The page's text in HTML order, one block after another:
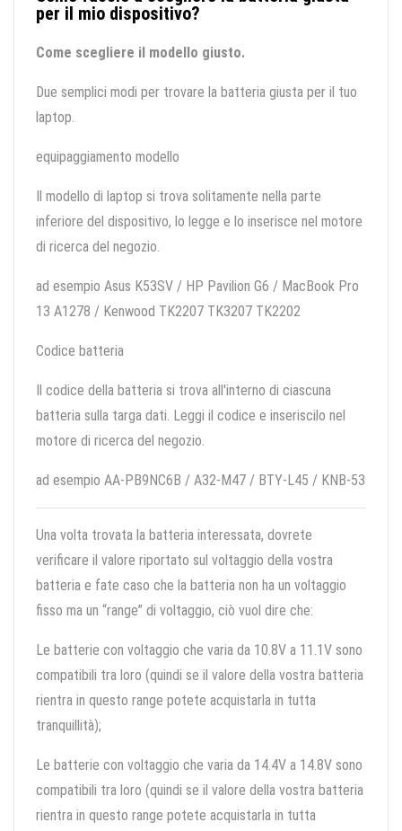
per il mio dispositivo?
Come scegliere il modello giusto.
Due semplici modi per trovare la batteria giusta per il tuo
laptop.
equipaggiamento modello
Il modello di laptop si trova solitamente nella parte
inferiore del dispositivo, lo legge e lo inserisce nel motore
di ricerca del negozio.
ad esempio Asus K53SV / HP Pavilion G6 / MacBook Pro
13 A1278 / Kenwood TK2207 TK3207 TK2202
Codice batteria
Il codice della batteria si trova all'interno di ciascuna
batteria sulla targa dati. Leggi il codice e inseriscilo nel
motore di ricerca del negozio.
ad esempio AA-PB9NC6B / A32-M47 / BTY-L45 / KNB-53
Una volta trovata la batteria interessata, dovrete
verificare il valore riportato sul voltaggio della vostra
batteria e fate caso che la batteria non ha un voltaggio
fisso ma un “range” di voltaggio, ciò vuol dire che:
Le batterie con voltaggio che varia da 10.8V a 11.1V sono
compatibili tra loro (quindi se il valore della vostra batteria
rientra in questo range potete acquistarla in tutta
tranquillità);
Le batterie con voltaggio che varia da 14.4V a 14.8V sono
compatibili tra loro (quindi se il valore della vostra batteria
rientra in questo range potete acquistarla in tutta